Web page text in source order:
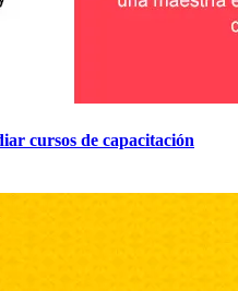
cursos de capacitación